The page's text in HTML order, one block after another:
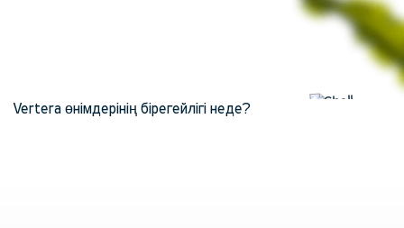
Vertera өнімдерінің бірегейлігі неде?